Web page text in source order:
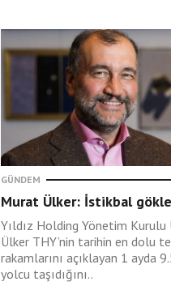
GÜNDEM
Murat Ülker: İstikbal
Yıldız Holding Yönetim Kurulu
Ülker THY’nin tarihin en dolu
rakamlarını açıklayan 1 ayda
yolcu taşıdığını..